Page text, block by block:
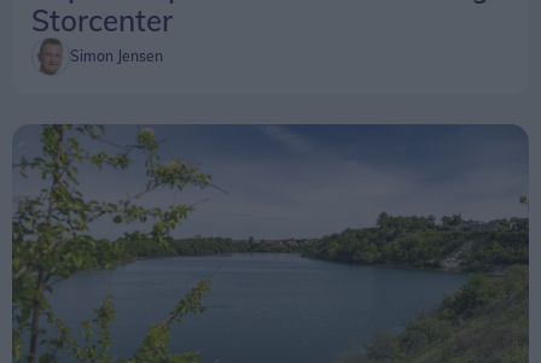
Storcenter
Simon Jensen